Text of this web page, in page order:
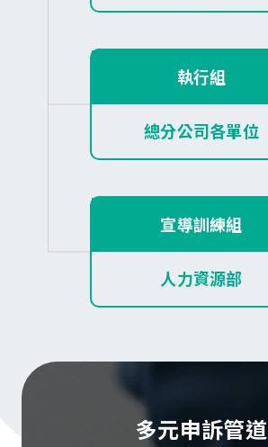
執行組
總分公司各單位
宣導訓練組
人力資源部
多元申訴管道